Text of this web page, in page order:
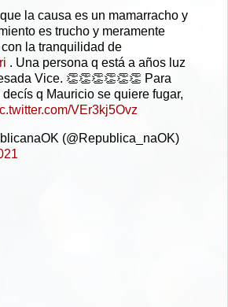
la causa es un mamarracho y
es trucho y meramente
la tranquilidad de
. Una persona q está a años luz
Vice. 👏👏👏👏👏👏 Para
q Mauricio se quiere fugar,
VEr3kj5Ovz
(@Republica_naOK)